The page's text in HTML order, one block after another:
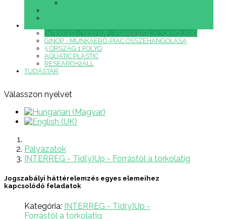
INTERREG - TID(Y)UP - FORRÁSTÓL A TORKOLATIG
GINOP - MUNKAERŐ-PIAC ÖSSZEHANGOLÁSA
5 ORSZÁG 1 FOLYÓ
AQUATIC PLASTIC
RESEARCH2ALL
TUDÁSTÁR
Válasszon nyelvet
Pályázatok
INTERREG - Tid(y)Up - Forrástól a torkolatig
Jogszabályi háttérelemzés egyes elemeihez
kapcsolódó feladatok
Kategória: INTERREG - Tid(y)Up -
Forrástól a torkolatig